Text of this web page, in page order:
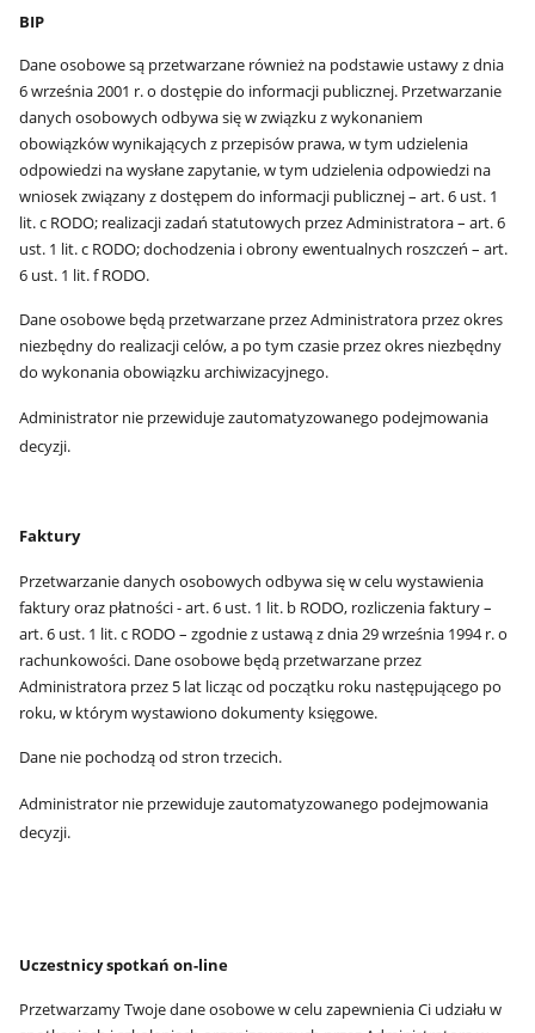
BIP
Dane osobowe są przetwarzane również na podstawie ustawy z dnia
6 września 2001 r. o dostępie do informacji publicznej. Przetwarzanie
danych osobowych odbywa się w związku zwykonaniem
obowiązków wynikających z przepisów prawa, w tym udzielenia
odpowiedzi na wysłane zapytanie, w tym udzielenia odpowiedzi na
wniosek związany z dostępem do informacji publicznej – art. 6 ust. 1
lit. c RODO; realizacji zadań statutowych przez Administratora – art. 6
ust. 1 lit. c RODO; dochodzenia i obrony ewentualnych roszczeń – art.
6 ust. 1 lit. f RODO.
Dane osobowe będą przetwarzane przez Administratora przez okres
niezbędny do realizacji celów, a po tym czasie przez okres niezbędny
do wykonania obowiązku archiwizacyjnego.
Administrator nie przewiduje zautomatyzowanego podejmowania
decyzji.
Faktury
Przetwarzanie danych osobowych odbywa sięw celu wystawienia
faktury oraz płatności -art. 6 ust. 1 lit. b RODO, rozliczenia faktury –
art. 6 ust. 1 lit. c RODO – zgodnie z ustawą z dnia 29 września 1994 r. o
rachunkowości. Dane osobowe będą przetwarzane przez
Administratora przez 5 lat licząc od początku roku następującego po
roku, w którym wystawiono dokumenty księgowe.
Dane nie pochodzą od stron trzecich.
Administrator nie przewiduje zautomatyzowanego podejmowania
decyzji.
Uczestnicy spotkań on-line
Przetwarzamy Twoje dane osobowe w celu zapewnienia Ci udziału w